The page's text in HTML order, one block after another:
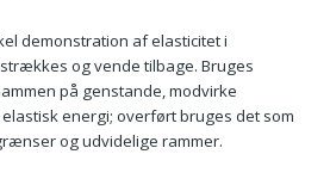
demonstration af elasticitet i
og vende tilbage. Bruges
på genstande, modvirke
energi; overført bruges det som
og udvidelige rammer.